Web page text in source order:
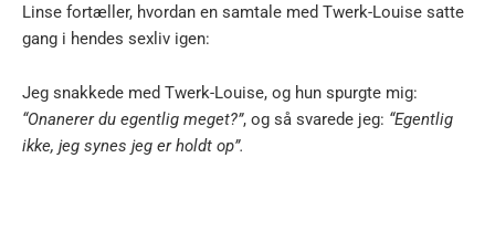
Linse fortæller, hvordan en samtale med Twerk-Louise satte
gang i hendes sexliv igen:
Jeg snakkede med Twerk-Louise, og hun spurgte mig:
“Onanerer du egentlig meget?”, og så svarede jeg: “Egentlig
ikke, jeg synes jeg er holdt op”.